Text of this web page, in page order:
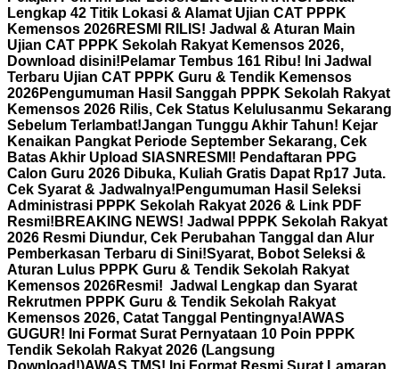
Lengkap 42 Titik Lokasi & Alamat Ujian CAT PPPK
Kemensos 2026RESMI RILIS! Jadwal & Aturan Main
Ujian CAT PPPK Sekolah Rakyat Kemensos 2026,
Download disini! Pelamar Tembus 161 Ribu! Ini Jadwal
Terbaru Ujian CAT PPPK Guru & Tendik Kemensos
2026Pengumuman Hasil Sanggah PPPK Sekolah Rakyat
Kemensos 2026 Rilis, Cek Status Kelulusanmu Sekarang
Sebelum Terlambat!Jangan Tunggu Akhir Tahun! Kejar
Kenaikan Pangkat Periode September Sekarang, Cek
Batas Akhir Upload SIASN RESMI! Pendaftaran PPG
Calon Guru 2026 Dibuka, Kuliah Gratis Dapat Rp17 Juta.
Cek Syarat & Jadwalnya! Pengumuman Hasil Seleksi
Administrasi PPPK Sekolah Rakyat 2026 & Link PDF
Resmi! BREAKING NEWS! Jadwal PPPK Sekolah Rakyat
2026 Resmi Diundur, Cek Perubahan Tanggal dan Alur
Pemberkasan Terbaru di Sini!Syarat, Bobot Seleksi &
Aturan Lulus PPPK Guru & Tendik Sekolah Rakyat
Kemensos 2026Resmi! Jadwal Lengkap dan Syarat
Rekrutmen PPPK Guru & Tendik Sekolah Rakyat
Kemensos 2026, Catat Tanggal Pentingnya!AWAS
GUGUR! Ini Format Surat Pernyataan 10 Poin PPPK
Tendik Sekolah Rakyat 2026 (Langsung
Download!)AWAS TMS! Ini Format Resmi Surat Lamaran